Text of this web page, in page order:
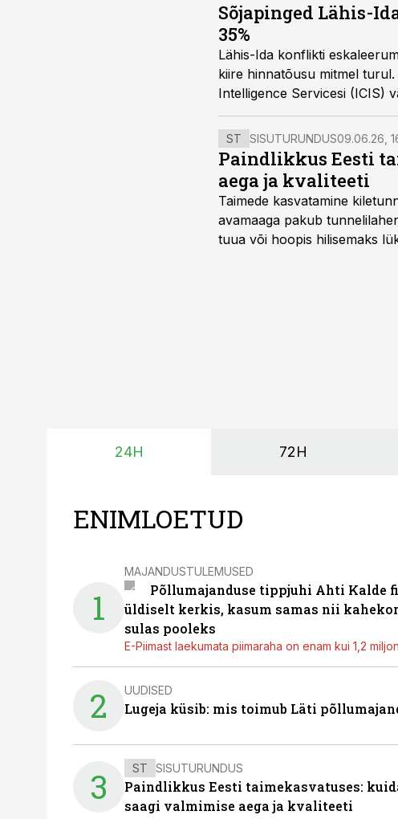
Sõjapinged Lähis-
35%
Lähis-Ida konflikti
kiire hinnatõusu mitmel
Intelligence Servicesi (ICIS)
hinnad on lühikese ajaga
ST SISUTURUNDUS09.06.26,
Paindlikkus Eesti
aega ja kvaliteeti
Taimede kasvatamine
avamaaga pakub
tuua või hoopis hilisemaks
24H 72H
ENIMLOETUD
1
MAJANDUSTULEMUSED
Põllumajanduse tippjuhi Ahti Kalde
üldiselt kerkis, kasum samas nii
sulas pooleks
E-Piimast laekumata piimaraha on enam kui 1,2
2 UUDISED
Lugeja küsib: mis toimub Läti
3 ST SISUTURUNDUS
Paindlikkus Eesti taimekasvatuses:
saagi valmimise aega ja kvaliteeti